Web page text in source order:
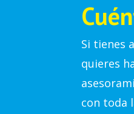
Si tienes
quieres
con toda